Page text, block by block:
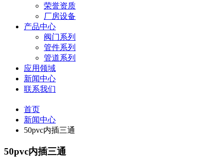
荣誉资质
厂房设备
产品中心
阀门系列
管件系列
管道系列
应用领域
新闻中心
联系我们
首页
新闻中心
50pvc内插三通
50pvc内插三通